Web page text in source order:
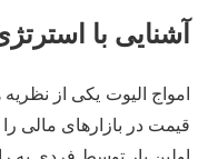
آشنایی با
امواج الیوت یکی از
قیمت در بازارهای مالی